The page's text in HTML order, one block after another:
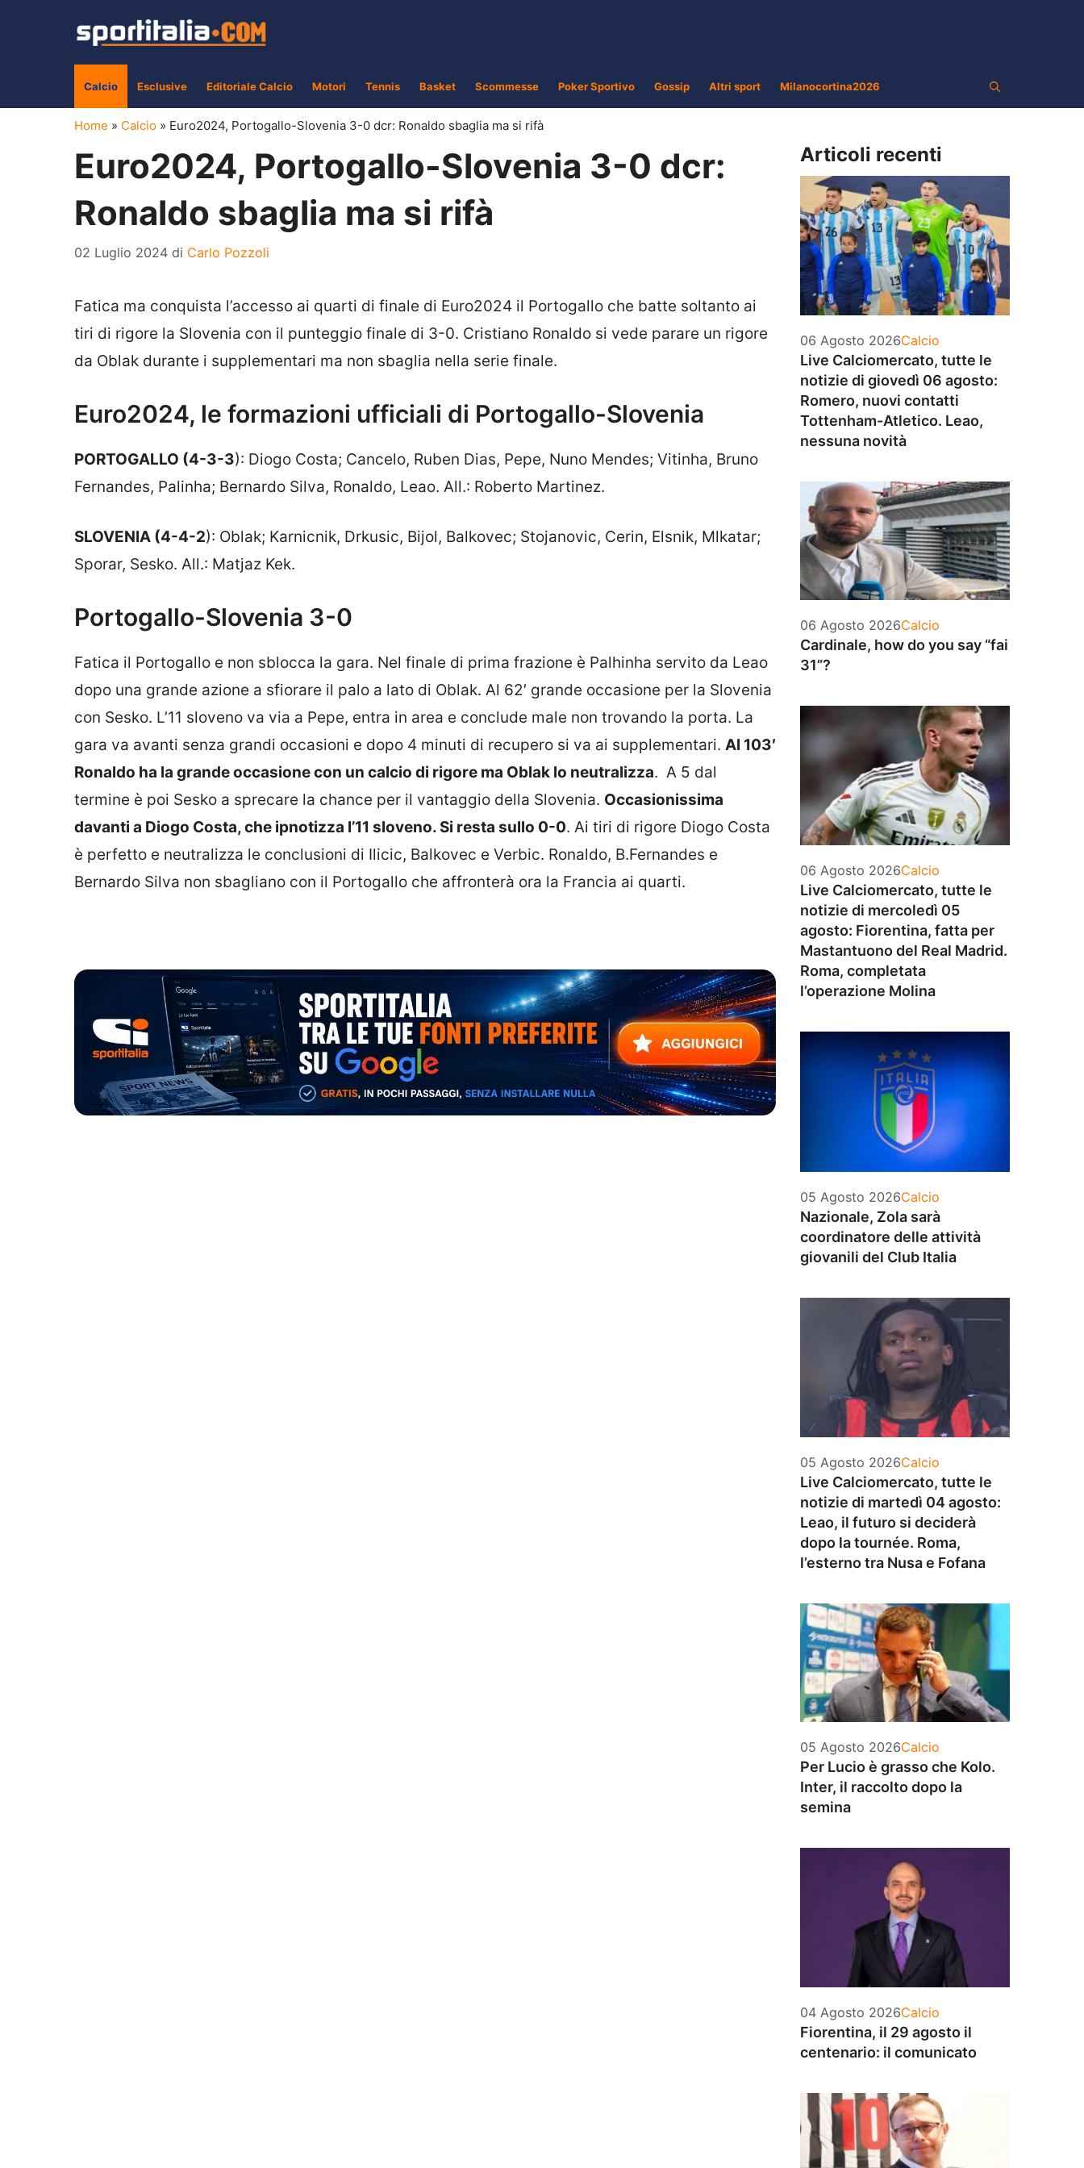
Calcio Esclusive Editoriale Calcio Motori Tennis Basket Scommesse Poker Sportivo Gossip Altri sport Milanocortina2026
Home » Calcio » Euro2024, Portogallo-Slovenia 3-0 dcr: Ronaldo sbaglia ma si rifà
Euro2024, Portogallo-Slovenia 3-0 dcr:
Ronaldo sbaglia ma si rifà
02 Luglio 2024 di Carlo Pozzoli
Fatica ma conquista l’accesso ai quarti di finale di Euro2024 il Portogallo che batte soltanto ai
tiri di rigore la Slovenia con il punteggio finale di 3-0. Cristiano Ronaldo si vede parare un rigore
da Oblak durante i supplementari ma non sbaglia nella serie finale.
Euro2024, le formazioni ufficiali di Portogallo-Slovenia
PORTOGALLO (4-3-3): Diogo Costa; Cancelo, Ruben Dias, Pepe, Nuno Mendes; Vitinha, Bruno
Fernandes, Palinha; Bernardo Silva, Ronaldo, Leao. All.: Roberto Martinez.
SLOVENIA (4-4-2): Oblak; Karnicnik, Drkusic, Bijol, Balkovec; Stojanovic, Cerin, Elsnik, Mlkatar;
Sporar, Sesko. All.: Matjaz Kek.
Portogallo-Slovenia 3-0
Fatica il Portogallo e non sblocca la gara. Nel finale di prima frazione è Palhinha servito da Leao
dopo una grande azione a sfiorare il palo a lato di Oblak. Al 62′ grande occasione per la Slovenia
con Sesko. L’11 sloveno va via a Pepe, entra in area e conclude male non trovando la porta. La
gara va avanti senza grandi occasioni e dopo 4 minuti di recupero si va ai supplementari. Al 103′
Ronaldo ha la grande occasione con un calcio di rigore ma Oblak lo neutralizza. A 5 dal
termine è poi Sesko a sprecare la chance per il vantaggio della Slovenia. Occasionissima
davanti a Diogo Costa, che ipnotizza l’11 sloveno. Si resta sullo 0-0. Ai tiri di rigore Diogo Costa
è perfetto e neutralizza le conclusioni di Ilicic, Balkovec e Verbic. Ronaldo, B.Fernandes e
Bernardo Silva non sbagliano con il Portogallo che affronterà ora la Francia ai quarti.
Articoli recenti
06 Agosto 2026Categorie
Calcio
Live Calciomercato, tutte le
notizie di giovedì 06 agosto:
Romero, nuovi contatti
Tottenham-Atletico. Leao,
nessuna novità
06 Agosto 2026Categorie
Calcio
Cardinale, how do you say “fai
31”?
06 Agosto 2026Categorie
Calcio
Live Calciomercato, tutte le
notizie di mercoledì 05
agosto: Fiorentina, fatta per
Mastantuono del Real Madrid.
Roma, completata
l’operazione Molina
05 Agosto 2026Categorie
Calcio
Nazionale, Zola sarà
coordinatore delle attività
giovanili del Club Italia
05 Agosto 2026Categorie
Calcio
Live Calciomercato, tutte le
notizie di martedì 04 agosto:
Leao, il futuro si deciderà
dopo la tournée. Roma,
l’esterno tra Nusa e Fofana
05 Agosto 2026Categorie
Calcio
Per Lucio è grasso che Kolo.
Inter, il raccolto dopo la
semina
04 Agosto 2026Categorie
Calcio
Fiorentina, il 29 agosto il
centenario: il comunicato